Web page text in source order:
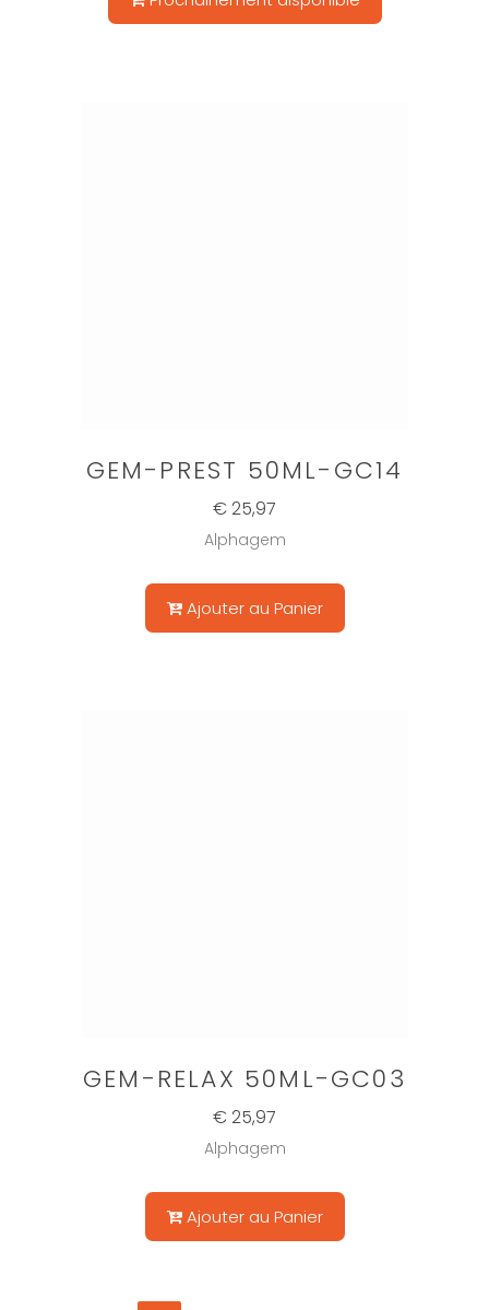
GEM-PREST 50ML-GC14
€ 25,97
Alphagem
Ajouter au Panier
GEM-RELAX 50ML-GC03
€ 25,97
Alphagem
Ajouter au Panier